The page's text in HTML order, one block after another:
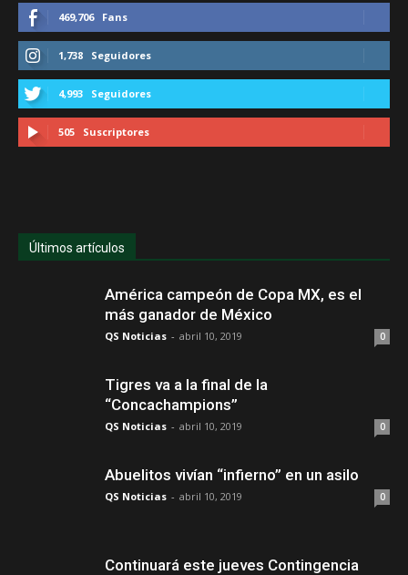
469,706 Fans
1,738 Seguidores
4,993 Seguidores
505 Suscriptores
Últimos artículos
América campeón de Copa MX, es el
más ganador de México
QS Noticias - abril 10, 2019 0
Tigres va a la final de la
“Concachampions”
QS Noticias - abril 10, 2019 0
Abuelitos vivían “infierno” en un asilo
QS Noticias - abril 10, 2019 0
Continuará este jueves Contingencia